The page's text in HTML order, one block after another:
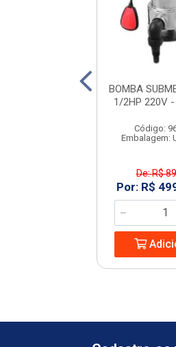
BOMBA
1/2HP 220V -
Código:
Embalagem:
De: R$
Por: R$